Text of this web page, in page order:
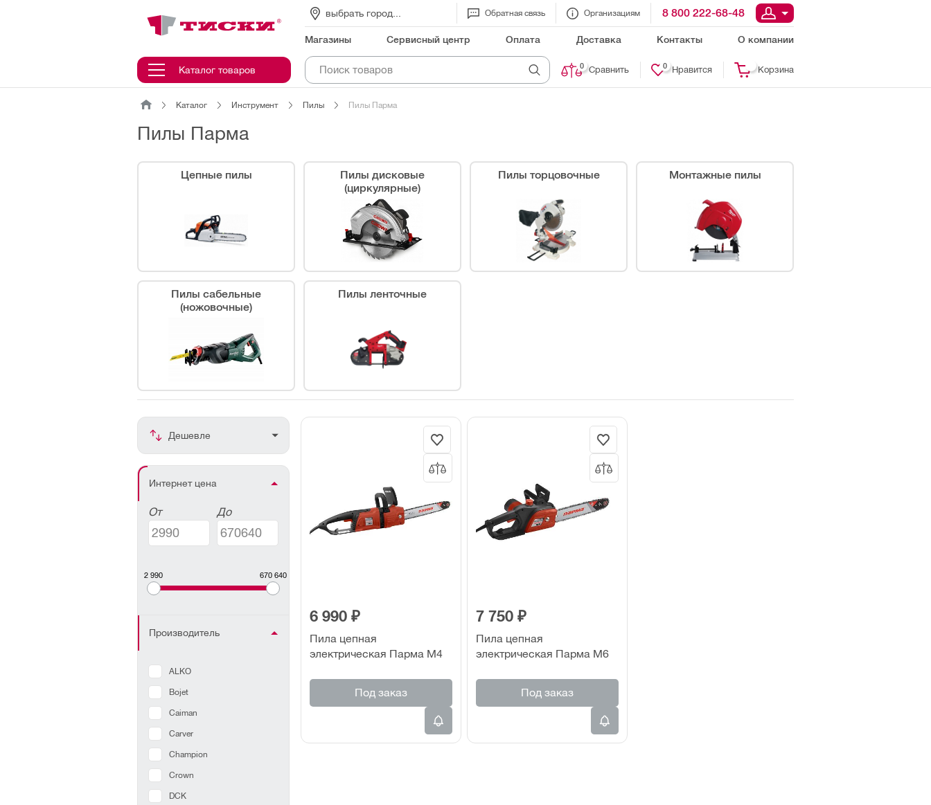
выбрать город... Обратная связь Организациям 8 800 222-68-48
Магазины Сервисный центр Оплата Доставка Контакты О компании
Каталог товаров Сравнить
0 Нравится
0 Корзина
Каталог Инструмент Пилы Пилы Парма
Пилы Парма
Цепные пилы
Пилы дисковые
(циркулярные)
Пилы торцовочные Монтажные пилы
Пилы сабельные
(ножовочные)
Пилы ленточные
Дешевле
Интернет цена
От До
2 990 670 640
Производитель
ALKO
Bojet
Caiman
Carver
Champion
Crown
DCK
6 990 ₽
Пила цепная
электрическая Парма М4
Под заказ
7 750 ₽
Пила цепная
электрическая Парма М6
Под заказ